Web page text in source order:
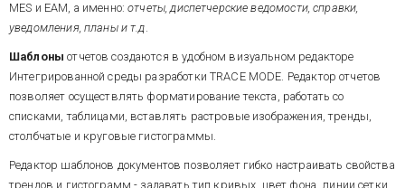
MES и EAM, а именно:отчеты, диспетчерские ведомости, справки,
уведомления, планы и т.д.
Шаблоныотчетов создаются в удобном визуальном редакторе
Интегрированной среды разработки TRACE MODE. Редактор отчетов
позволяет осуществлять форматирование текста, работать со
списками, таблицами, вставлять растровые изображения, тренды,
столбчатые и круговые гистограммы.
Редактор шаблонов документов позволяет гибко настраивать свойства
трендов и гистограмм - задавать тип кривых, цвет фона, линии сетки,